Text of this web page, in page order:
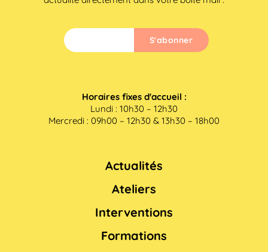
Horaires fixes d'accueil :
Lundi : 10h30 – 12h30
Mercredi : 09h00 – 12h30 & 13h30 – 18h00
Actualités
Ateliers
Interventions
Formations